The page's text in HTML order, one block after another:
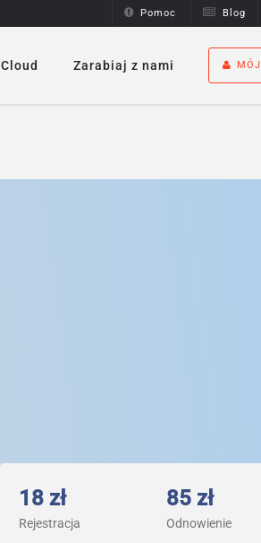
Pomoc Blog
Cloud Zarabiaj z nami
18 zł
Rejestracja
85 zł
Odnowienie